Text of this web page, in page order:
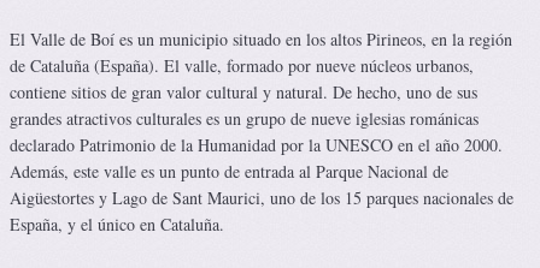
El Valle de Boí es un municipio situado en los altos Pirineos, en la región
de Cataluña (España). El valle, formado por nueve núcleos urbanos,
contiene sitios de gran valor cultural y natural. De hecho, uno de sus
grandes atractivos culturales es un grupo de nueve iglesias románicas
declarado Patrimonio de la Humanidad por la UNESCO en el año 2000.
Además, este valle es un punto de entrada al Parque Nacional de
Aigüestortes y Lago de Sant Maurici, uno de los 15 parques nacionales de
España, y el único en Cataluña.